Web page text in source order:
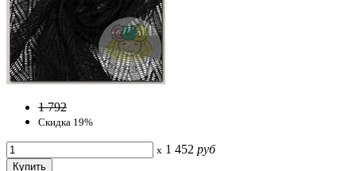
1 792
Скидка 19%
x 1 452 руб